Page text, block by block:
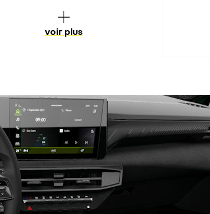
voir plus